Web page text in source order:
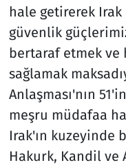
hale getirerek Irak
güvenlik
bertaraf etmek
sağlamak
Anlaşması'nın
meşru müdafaa
Irak'ın kuzeyinde
Hakurk, Kandil